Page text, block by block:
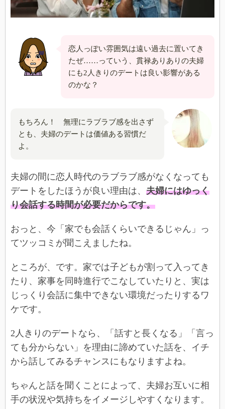
恋人っぽい雰囲気は遠い過去に置いてき
たぜ……っていう、貫禄ありありの夫婦
にも2人きりのデートは良い影響がある
のかな？
もちろん！ 無理にラブラブ感を出さず
とも、夫婦のデートは価値ある習慣だ
よ。
夫婦の間に恋人時代のラブラブ感がなくなっても
デートをしたほうが良い理由は、 夫婦にはゆっく
り会話する時間が必要だからです。
おっと、今「家でも会話くらいできるじゃん」っ
てツッコミが聞こえましたね。
ところが、です。家では子どもが割って入ってき
たり、家事を同時進行でこなしていたりと、実は
じっくり会話に集中できない環境だったりするワ
ケです。
2人きりのデートなら、「話すと長くなる」「言っ
ても分からない」を理由に諦めていた話を、イチ
から話してみるチャンスにもなりますよね。
ちゃんと話を聞くことによって、夫婦お互いに相
手の状況や気持ちをイメージしやすくなります。